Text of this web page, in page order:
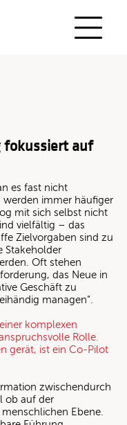
Öffnen Sie
fokussiert auf
es fast nicht
werden immer häufiger
mit sich selbst nicht
vielfältig – das
Zielvorgaben sind zu
Stakeholder
Oft stehen
das Neue in
Geschäft zu
managen“.
komplexen
Rolle.
gerät, ist ein Co-Pilot
zwischendurch
ob auf der
Ebene.